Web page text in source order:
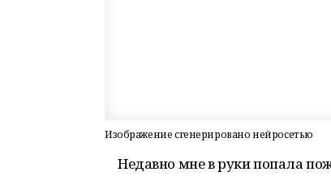
Изображение сгенерировано нейросетью
Недавно мне в руки попала